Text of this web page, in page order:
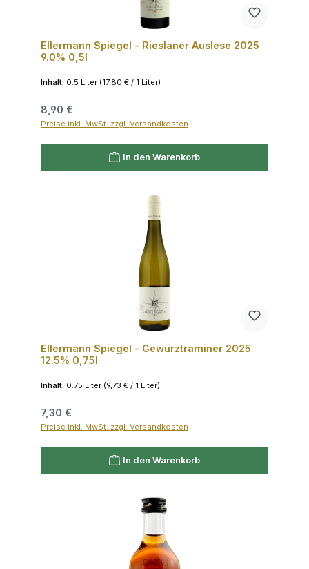
Ellermann Spiegel - Rieslaner Auslese 2025
9.0% 0,5l
Inhalt: 0.5 Liter (17,80 € / 1 Liter)
Regulärer Preis:
8,90 €
Preise inkl. MwSt. zzgl. Versandkosten
In den Warenkorb
Ellermann Spiegel - Gewürztraminer 2025
12.5% 0,75l
Inhalt: 0.75 Liter (9,73 € / 1 Liter)
Regulärer Preis:
7,30 €
Preise inkl. MwSt. zzgl. Versandkosten
In den Warenkorb